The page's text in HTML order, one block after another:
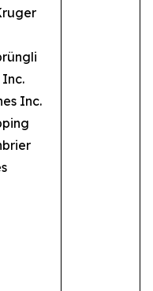
Inc.